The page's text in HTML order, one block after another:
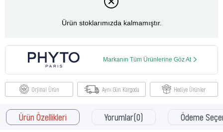
Ürün stoklarımızda kalmamıştır.
Markanın Tüm Ürünlerine Göz At
Orjinal Ürün Aynı Gün Kargoda Hediye Ürünler
Ürün Özellikleri Yorumlar(0) Ödeme